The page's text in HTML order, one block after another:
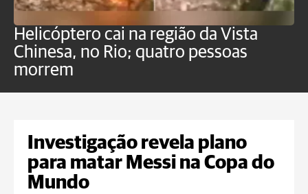
Helicóptero cai na região da Vista
Chinesa, no Rio; quatro pessoas
morrem
Investigação revela plano
para matar Messi na Copa do
Mundo